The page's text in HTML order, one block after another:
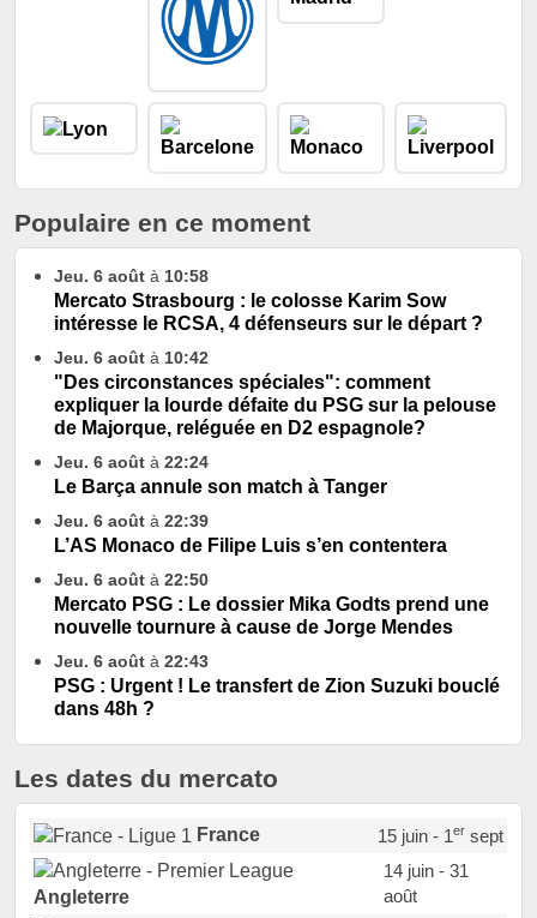
Populaire en ce moment
Jeu. 6 août à 10:58
Mercato Strasbourg : le colosse Karim Sow
intéresse le RCSA, 4 défenseurs sur le départ ?
Jeu. 6 août à 10:42
"Des circonstances spéciales": comment
expliquer la lourde défaite du PSG sur la pelouse
de Majorque, reléguée en D2 espagnole?
Jeu. 6 août à 22:24
Le Barça annule son match à Tanger
Jeu. 6 août à 22:39
L’AS Monaco de Filipe Luis s’en contentera
Jeu. 6 août à 22:50
Mercato PSG : Le dossier Mika Godts prend une
nouvelle tournure à cause de Jorge Mendes
Jeu. 6 août à 22:43
PSG : Urgent ! Le transfert de Zion Suzuki bouclé
dans 48h ?
Les dates du mercato
France 15 juin - 1ersept
Angleterre
14 juin - 31
août